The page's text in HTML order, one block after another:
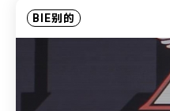
BIE别的